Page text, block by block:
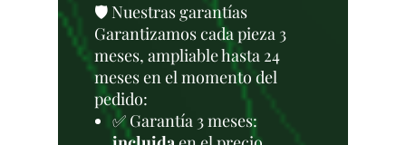
🛡️ Nuestras garantías
Garantizamos cada pieza 3
meses, ampliable hasta 24
meses en el momento del
pedido:
✅ Garantía 3 meses: